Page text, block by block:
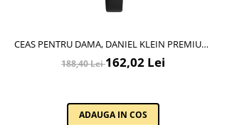
CEAS PENTRU DAMA, DANIEL KLEIN PREMIUM,
DK.1.13780.6
188,40 Lei162,02 Lei
ADAUGA IN COS